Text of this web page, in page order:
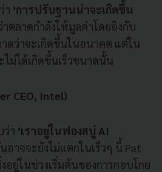
า ‘การปรับฐานน่าจะเกิดขึ้น
าตลาดกำลังให้มูลค่าโดยอิงกับ
ดว่าจะเกิดขึ้นในอนาคต แต่ใน
ไม่ได้เกิดขึ้นเร็วขนาดนั้น
CEO, Intel)
า ‘เราอยู่ในฟองสบู่ AI
าจจะยังไม่แตกในเร็วๆ นี้ Pat
งอยู่ในช่วงเริ่มต้นของการกอบโกย